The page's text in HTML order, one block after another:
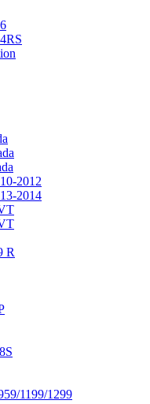
2012
2014
R
1199/1299